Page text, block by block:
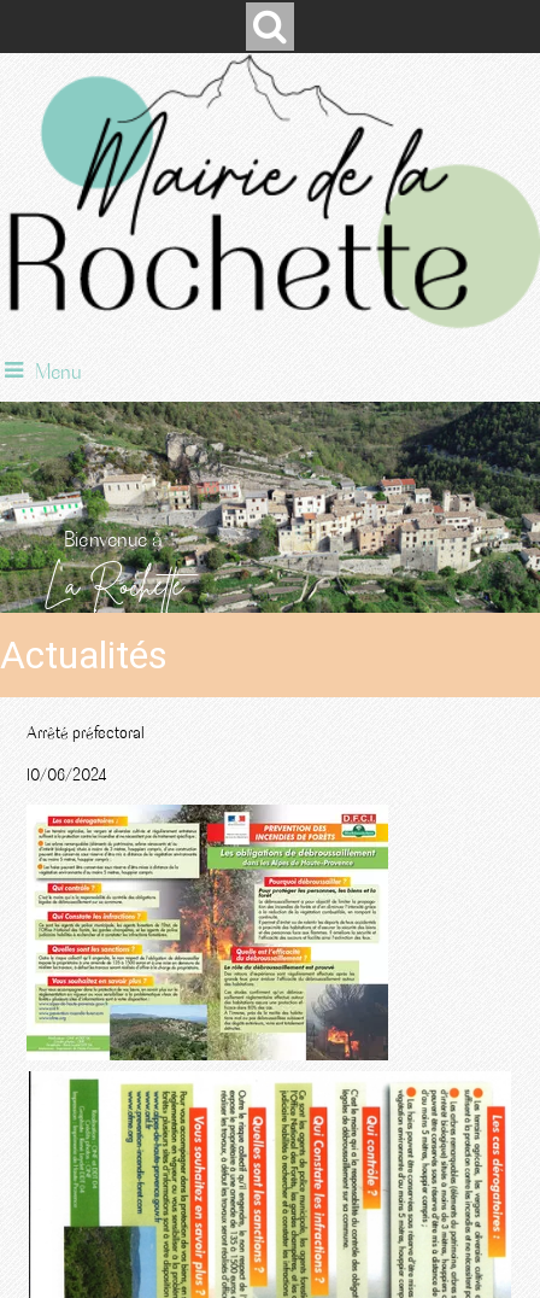
Menu
Bienvenue à
La Rochette
Actualités
Arrêté préfectoral
10/06/2024